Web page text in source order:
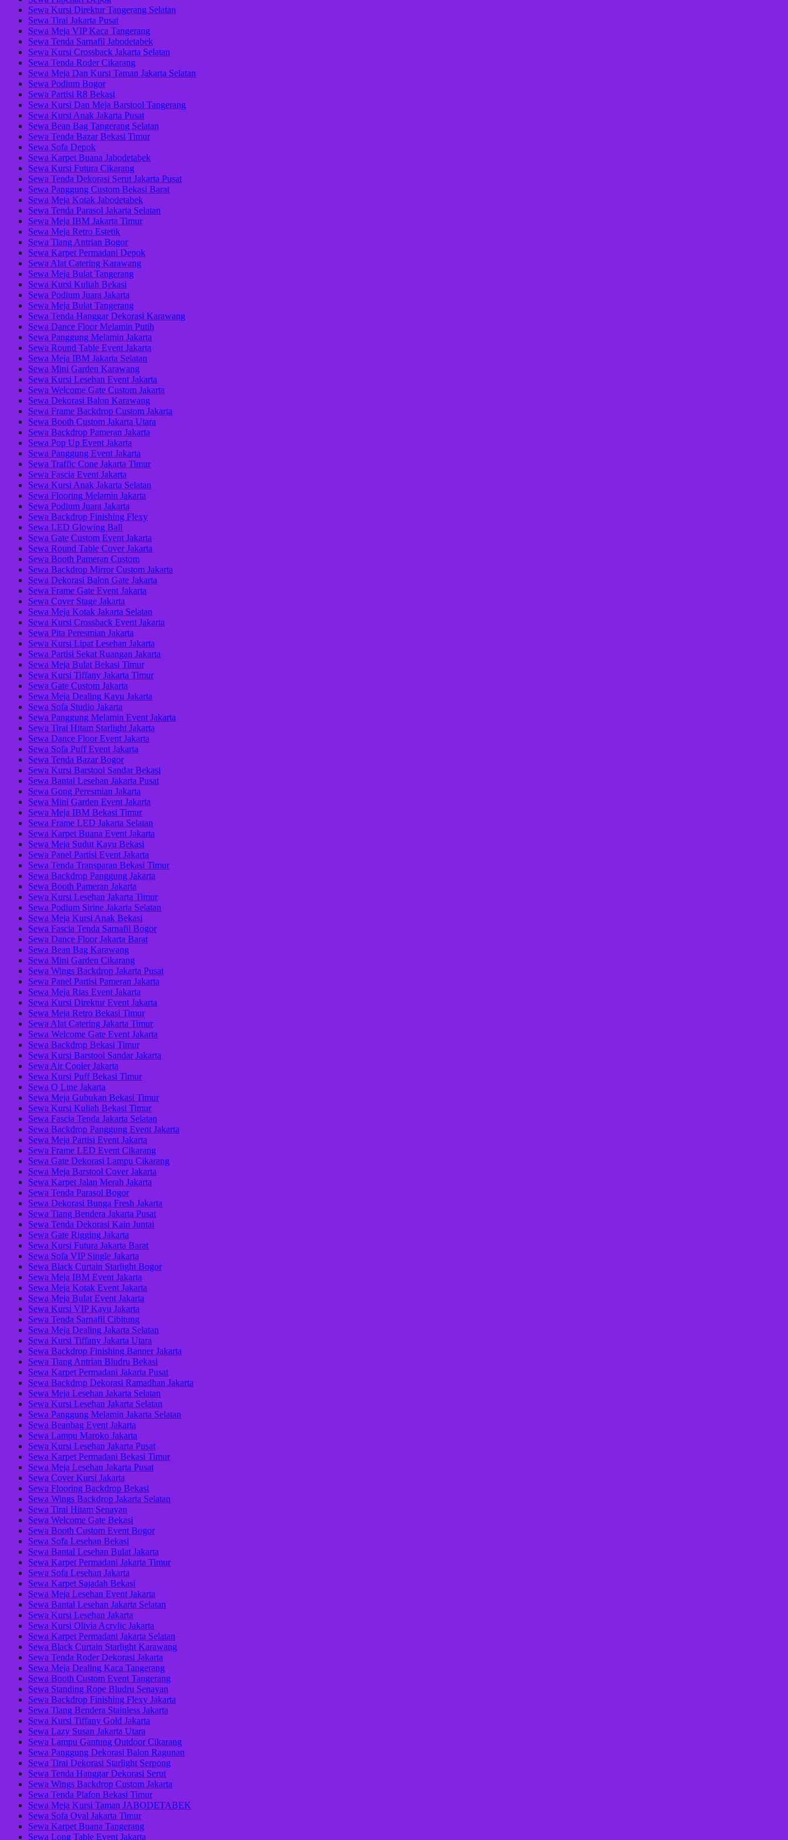
Sewa Kursi Direktur Tangerang Selatan
Sewa Tirai Jakarta Pusat
Sewa Meja VIP Kaca Tangerang
Sewa Tenda Sarnafil Jabodetabek
Sewa Kursi Crossback Jakarta Selatan
Sewa Tenda Roder Cikarang
Sewa Meja Dan Kursi Taman Jakarta Selatan
Sewa Podium Bogor
Sewa Partisi R8 Bekasi
Sewa Kursi Dan Meja Barstool Tangerang
Sewa Kursi Anak Jakarta Pusat
Sewa Bean Bag Tangerang Selatan
Sewa Tenda Bazar Bekasi Timur
Sewa Sofa Depok
Sewa Karpet Buana Jabodetabek
Sewa Kursi Futura Cikarang
Sewa Tenda Dekorasi Serut Jakarta Pusat
Sewa Panggung Custom Bekasi Barat
Sewa Meja Kotak Jabodetabek
Sewa Tenda Parasol Jakarta Selatan
Sewa Meja IBM Jakarta Timur
Sewa Meja Retro Estetik
Sewa Tiang Antrian Bogor
Sewa Karpet Permadani Depok
Sewa Alat Catering Karawang
Sewa Meja Bulat Tangerang
Sewa Kursi Kuliah Bekasi
Sewa Podium Juara Jakarta
Sewa Meja Bulat Tangerang
Sewa Tenda Hanggar Dekorasi Karawang
Sewa Dance Floor Melamin Putih
Sewa Panggung Melamin Jakarta
Sewa Round Table Event Jakarta
Sewa Meja IBM Jakarta Selatan
Sewa Mini Garden Karawang
Sewa Kursi Lesehan Event Jakarta
Sewa Welcome Gate Custom Jakarta
Sewa Dekorasi Balon Karawang
Sewa Frame Backdrop Custom Jakarta
Sewa Booth Custom Jakarta Utara
Sewa Backdrop Pameran Jakarta
Sewa Pop Up Event Jakarta
Sewa Panggung Event Jakarta
Sewa Traffic Cone Jakarta Timur
Sewa Fascia Event Jakarta
Sewa Kursi Anak Jakarta Selatan
Sewa Flooring Melamin Jakarta
Sewa Podium Juara Jakarta
Sewa Backdrop Finishing Flexy
Sewa LED Glowing Ball
Sewa Gate Custom Event Jakarta
Sewa Round Table Cover Jakarta
Sewa Booth Pameran Custom
Sewa Backdrop Mirror Custom Jakarta
Sewa Dekorasi Balon Gate Jakarta
Sewa Frame Gate Event Jakarta
Sewa Cover Stage Jakarta
Sewa Meja Kotak Jakarta Selatan
Sewa Kursi Crossback Event Jakarta
Sewa Pita Peresmian Jakarta
Sewa Kursi Lipat Lesehan Jakarta
Sewa Partisi Sekat Ruangan Jakarta
Sewa Meja Bulat Bekasi Timur
Sewa Kursi Tiffany Jakarta Timur
Sewa Gate Custom Jakarta
Sewa Meja Dealing Kayu Jakarta
Sewa Sofa Studio Jakarta
Sewa Panggung Melamin Event Jakarta
Sewa Tirai Hitam Starlight Jakarta
Sewa Dance Floor Event Jakarta
Sewa Sofa Puff Event Jakarta
Sewa Tenda Bazar Bogor
Sewa Kursi Barstool Sandar Bekasi
Sewa Bantal Lesehan Jakarta Pusat
Sewa Gong Peresmian Jakarta
Sewa Mini Garden Event Jakarta
Sewa Meja IBM Bekasi Timur
Sewa Frame LED Jakarta Selatan
Sewa Karpet Buana Event Jakarta
Sewa Meja Sudut Kayu Bekasi
Sewa Panel Partisi Event Jakarta
Sewa Tenda Transparan Bekasi Timur
Sewa Backdrop Panggung Jakarta
Sewa Booth Pameran Jakarta
Sewa Kursi Lesehan Jakarta Timur
Sewa Podium Sirine Jakarta Selatan
Sewa Meja Kursi Anak Bekasi
Sewa Fascia Tenda Sarnafil Bogor
Sewa Dance Floor Jakarta Barat
Sewa Bean Bag Karawang
Sewa Mini Garden Cikarang
Sewa Wings Backdrop Jakarta Pusat
Sewa Panel Partisi Pameran Jakarta
Sewa Meja Rias Event Jakarta
Sewa Kursi Direktur Event Jakarta
Sewa Meja Retro Bekasi Timur
Sewa Alat Catering Jakarta Timur
Sewa Welcome Gate Event Jakarta
Sewa Backdrop Bekasi Timur
Sewa Kursi Barstool Sandar Jakarta
Sewa Air Cooler Jakarta
Sewa Kursi Puff Bekasi Timur
Sewa Q Line Jakarta
Sewa Meja Gubukan Bekasi Timur
Sewa Kursi Kuliah Bekasi Timur
Sewa Fascia Tenda Jakarta Selatan
Sewa Backdrop Panggung Event Jakarta
Sewa Meja Partisi Event Jakarta
Sewa Frame LED Event Cikarang
Sewa Gate Dekorasi Lampu Cikarang
Sewa Meja Barstool Cover Jakarta
Sewa Karpet Jalan Merah Jakarta
Sewa Tenda Parasol Bogor
Sewa Dekorasi Bunga Fresh Jakarta
Sewa Tiang Bendera Jakarta Pusat
Sewa Tenda Dekorasi Kain Juntai
Sewa Gate Rigging Jakarta
Sewa Kursi Futura Jakarta Barat
Sewa Sofa VIP Single Jakarta
Sewa Black Curtain Starlight Bogor
Sewa Meja IBM Event Jakarta
Sewa Meja Kotak Event Jakarta
Sewa Meja Bulat Event Jakarta
Sewa Kursi VIP Kayu Jakarta
Sewa Tenda Sarnafil Cibitung
Sewa Meja Dealing Jakarta Selatan
Sewa Kursi Tiffany Jakarta Utara
Sewa Backdrop Finishing Banner Jakarta
Sewa Tiang Antrian Bludru Bekasi
Sewa Karpet Permadani Jakarta Pusat
Sewa Backdrop Dekorasi Ramadhan Jakarta
Sewa Meja Lesehan Jakarta Selatan
Sewa Kursi Lesehan Jakarta Selatan
Sewa Panggung Melamin Jakarta Selatan
Sewa Beanbag Event Jakarta
Sewa Lampu Maroko Jakarta
Sewa Kursi Lesehan Jakarta Pusat
Sewa Karpet Permadani Bekasi Timur
Sewa Meja Lesehan Jakarta Pusat
Sewa Cover Kursi Jakarta
Sewa Flooring Backdrop Bekasi
Sewa Wings Backdrop Jakarta Selatan
Sewa Tirai Hitam Senayan
Sewa Welcome Gate Bekasi
Sewa Booth Custom Event Bogor
Sewa Sofa Lesehan Bekasi
Sewa Bantal Lesehan Bulat Jakarta
Sewa Karpet Permadani Jakarta Timur
Sewa Sofa Lesehan Jakarta
Sewa Karpet Sajadah Bekasi
Sewa Meja Lesehan Event Jakarta
Sewa Bantal Lesehan Jakarta Selatan
Sewa Kursi Lesehan Jakarta
Sewa Kursi Olivia Acrylic Jakarta
Sewa Karpet Permadani Jakarta Selatan
Sewa Black Curtain Starlight Karawang
Sewa Tenda Roder Dekorasi Jakarta
Sewa Meja Dealing Kaca Tangerang
Sewa Booth Custom Event Tangerang
Sewa Standing Rope Bludru Senayan
Sewa Backdrop Finishing Flexy Jakarta
Sewa Tiang Bendera Stainless Jakarta
Sewa Kursi Tiffany Gold Jakarta
Sewa Lazy Susan Jakarta Utara
Sewa Lampu Gantung Outdoor Cikarang
Sewa Panggung Dekorasi Balon Ragunan
Sewa Tirai Dekorasi Starlight Serpong
Sewa Tenda Hanggar Dekorasi Serut
Sewa Wings Backdrop Custom Jakarta
Sewa Tenda Plafon Bekasi Timur
Sewa Meja Kursi Taman JABODETABEK
Sewa Sofa Oval Jakarta Timur
Sewa Karpet Buana Tangerang
Sewa Long Table Event Jakarta